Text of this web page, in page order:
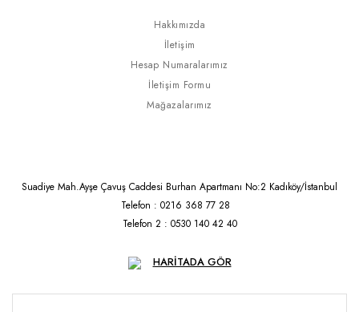
Hakkımızda
İletişim
Hesap Numaralarımız
İletişim Formu
Mağazalarımız
Suadiye Mah.Ayşe Çavuş Caddesi Burhan Apartmanı No:2 Kadıköy/İstanbul
Telefon : 0216 368 77 28
Telefon 2 : 0530 140 42 40
HARİTADA GÖR